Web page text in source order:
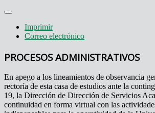
Imprimir
Correo electrónico
PROCESOS ADMINISTRATIVOS
En apego a los lineamientos de observancia
rectoría de esta casa de estudios ante la
19, la Dirección de Dirección de Servicios
continuidad en forma virtual con las